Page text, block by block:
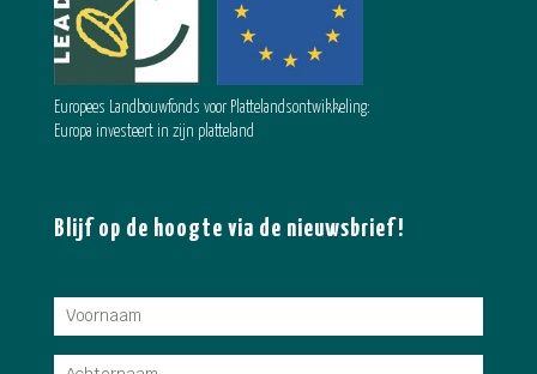
Europees Landbouwfonds voor Plattelandsontwikkeling:
Europa investeert in zijn platteland
Blijf op de hoogte via de nieuwsbrief!